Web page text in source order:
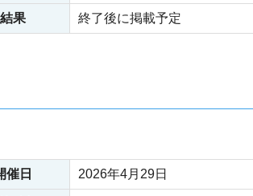
結果 終了後に掲載予定
催日 2026年4月29日